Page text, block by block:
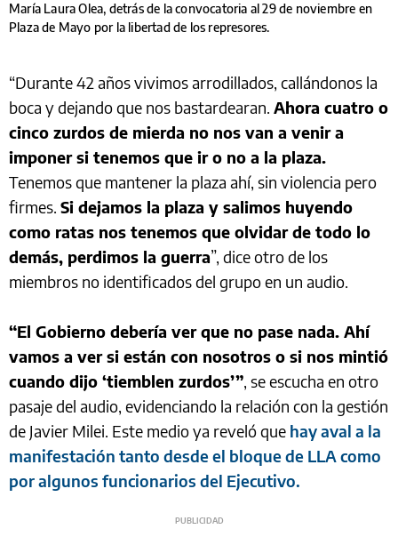
María Laura Olea, detrás de la convocatoria al 29 de noviembre en
Plaza de Mayo por la libertad de los represores.
“Durante 42 años vivimos arrodillados, callándonos la
boca y dejando que nos bastardearan. Ahora cuatro o
cinco zurdos de mierda no nos van a venir a
imponer si tenemos que ir o no a la plaza.
Tenemos que mantener la plaza ahí, sin violencia pero
firmes. Si dejamos la plaza y salimos huyendo
como ratas nos tenemos que olvidar de todo lo
demás, perdimos la guerra”, dice otro de los
miembros no identificados del grupo en un audio.
“El Gobierno debería ver que no pase nada. Ahí
vamos a ver si están con nosotros o si nos mintió
cuando dijo ‘tiemblen zurdos’”, se escucha en otro
pasaje del audio, evidenciando la relación con la gestión
de Javier Milei. Este medio ya reveló que hay aval a la
manifestación tanto desde el bloque de LLA como
por algunos funcionarios del Ejecutivo.